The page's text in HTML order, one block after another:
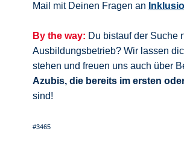
Mail mit Deinen Fragen an
By the way: Du bistauf der Suche
Ausbildungsbetrieb? Wir lassen
stehen und freuen uns auch über
Azubis, die bereits im ersten
sind!
#3465